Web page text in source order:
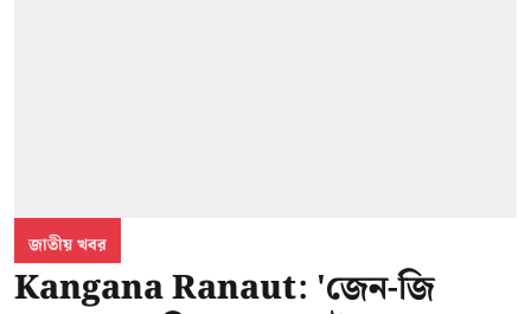
জাতীয় খবর
Kangana Ranaut: 'জেন-জি